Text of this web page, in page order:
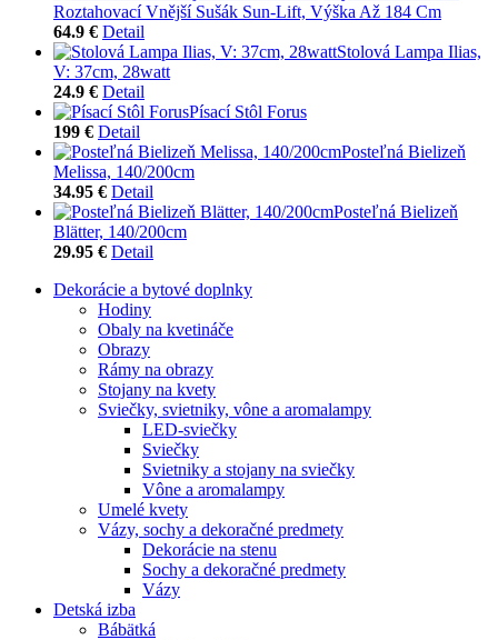
Roztahovací Vnější Sušák Sun-Lift, Výška Až 184 Cm
64.9 € Detail
Stolová Lampa Ilias,
V: 37cm, 28watt
24.9 € Detail
Písací Stôl Forus
199 € Detail
Posteľná Bielizeň
Melissa, 140/200cm
34.95 € Detail
Posteľná Bielizeň
Blätter, 140/200cm
29.95 € Detail
Dekorácie a bytové doplnky
Hodiny
Obaly na kvetináče
Obrazy
Rámy na obrazy
Stojany na kvety
Sviečky, svietniky, vône a aromalampy
LED-sviečky
Sviečky
Svietniky a stojany na sviečky
Vône a aromalampy
Umelé kvety
Vázy, sochy a dekoračné predmety
Dekorácie na stenu
Sochy a dekoračné predmety
Vázy
Detská izba
Bábätká